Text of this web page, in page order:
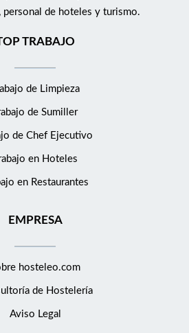
personal de hoteles y turismo.
TRABAJO
de Limpieza
de Sumiller
de Chef Ejecutivo
en Hoteles
en Restaurantes
EMPRESA
hosteleo.com
de Hostelería
Aviso Legal